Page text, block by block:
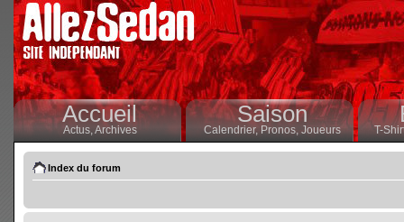
Accueil
Actus,Archives
Saison
Calendrier,Pronos, Joueurs T-
Index du forum